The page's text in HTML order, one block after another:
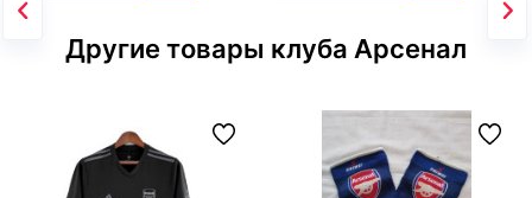
Другие товары клуба Арсенал